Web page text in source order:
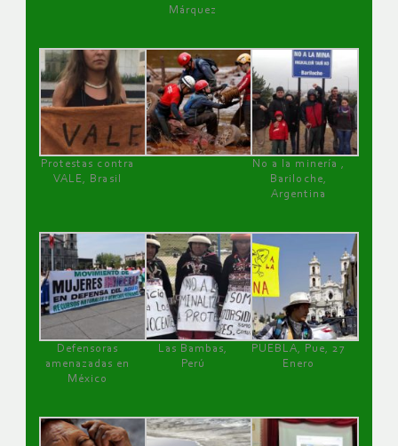
Márquez
Protestas contra
VALE, Brasil
No a la minería ,
Bariloche,
Argentina
Defensoras
amenazadas en
México
Las Bambas,
Perú
PUEBLA, Pue, 27
Enero